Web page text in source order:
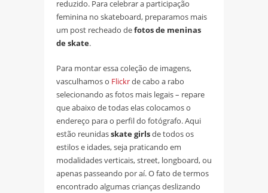
reduzido. Para celebrar a participação
feminina no skateboard, preparamos mais
um post recheado defotos de meninas
de skate.
Para montar essa coleção de imagens,
vasculhamos o Flickrde cabo a rabo
selecionando as fotos mais legais – repare
que abaixo de todas elas colocamos o
endereço para o perfil do fotógrafo. Aqui
estão reunidasskate girlsde todos os
estilos e idades, seja praticando em
modalidades verticais, street, longboard, ou
apenas passeando por aí. O fato de termos
encontrado algumas crianças deslizando